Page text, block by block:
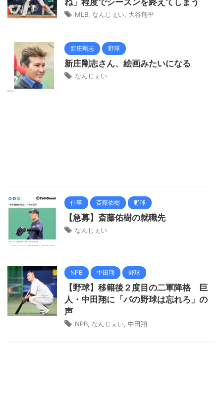
MLB なんじぇい 大谷翔平
新庄剛志 野球
新庄剛志さん、絵画みたいになる
なんじぇい
仕事 斎藤佑樹 野球
【急募】斎藤佑樹の就職先
なんじぇい
NPB 中田翔 野球
【野球】移籍後２度目の二軍降格 巨
人・中田翔に「パの野球は忘れろ」の
声
NPB なんじぇい 中田翔